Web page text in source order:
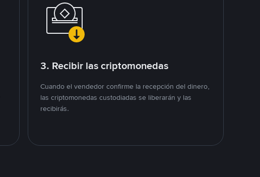
3. Recibir las criptomonedas
Cuando el vendedor confirme la recepción del dinero,
las criptomonedas custodiadas se liberarán y las
recibirás.